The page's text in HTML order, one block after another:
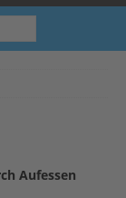
Aufessen